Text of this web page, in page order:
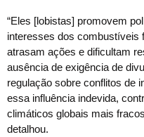
“Eles [lobistas] promovem
interesses dos combustíveis
atrasam ações e dificultam
ausência de exigência de
regulação sobre conflitos de
essa influência indevida,
climáticos globais mais
detalhou.